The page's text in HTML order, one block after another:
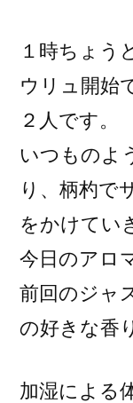
１時ちょう
ウリュ開始
２人です。
いつものよ
り、柄杓で
をかけてい
今日のアロ
前回のジャ
の好きな香
加湿による